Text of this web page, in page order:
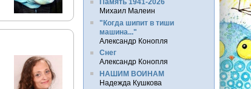
Память 1941-2026
Михаил Малеин
"Когда шипит в тиши
машина..."
Александр Конопля
Снег
Александр Конопля
НАШИМ ВОИНАМ
Надежда Кушкова